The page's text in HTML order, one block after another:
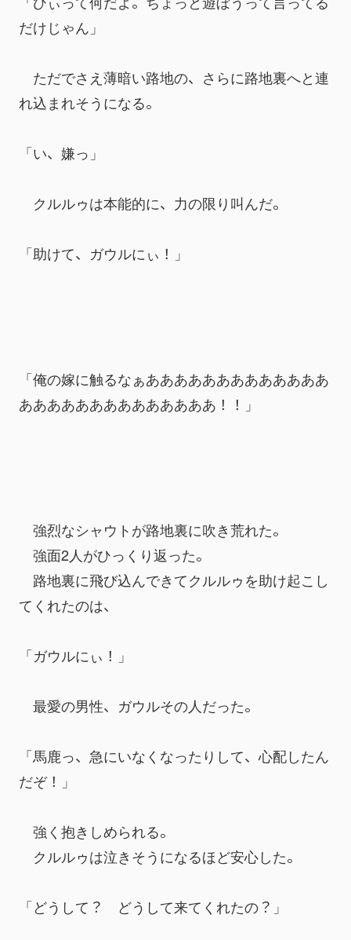
だけじゃん」
ただでさえ薄暗い路地の、さらに路地裏へと連
れ込まれそうになる。
「い、嫌っ」
クルルゥは本能的に、力の限り叫んだ。
「助けて、ガウルにぃ！」
「俺の嫁に触るなぁあああああああああああああ
ああああああああああああああ！！」
強烈なシャウトが路地裏に吹き荒れた。
強面2人がひっくり返った。
路地裏に飛び込んできてクルルゥを助け起こし
てくれたのは、
「ガウルにぃ！」
最愛の男性、ガウルその人だった。
「馬鹿っ、急にいなくなったりして、心配したん
だぞ！」
強く抱きしめられる。
クルルゥは泣きそうになるほど安心した。
「どうして？　どうして来てくれたの？」